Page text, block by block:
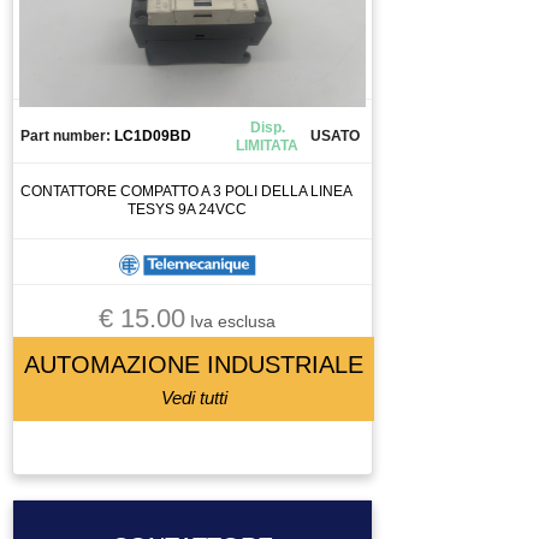
QUADRO ELETTRICO
RAVVIVATORE
REGOLATORE DI FLUSSO
REGOLATORE DI PRESSIONE
RELAY DI SICUREZZA
RESISTENZA DI FRENATURA
RICAMBIO
RIGA OTTICA
ROBOT PALLETTIZATORE
Part number: LC1D09BD
Disp.
LIMITATA
USATO
CONTATTORE COMPATTO A 3 POLI DELLA LINEA
TESYS 9A 24VCC
€ 15.00Iva esclusa
AUTOMAZIONE INDUSTRIALE
Vedi tutti